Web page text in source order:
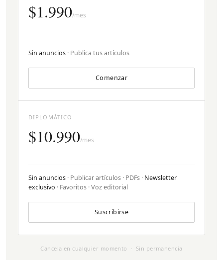
$1.990/mes
Sin anuncios · Publica tus artículos
Comenzar
DIPLOMÁTICO
$10.990/mes
Sin anuncios · Publicar artículos · PDFs · Newsletter
exclusivo · Favoritos · Voz editorial
Suscribirse
Cancela en cualquier momento · Sin permanencia